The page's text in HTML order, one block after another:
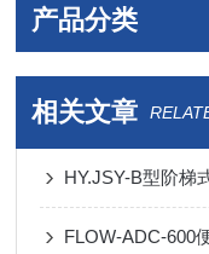
产品分类
相关文章
HY.JSY-B型阶梯
FLOW-ADC-600